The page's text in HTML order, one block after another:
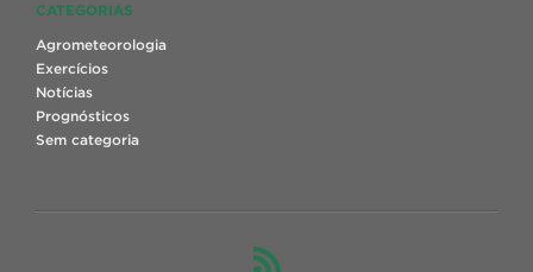
CATEGORIAS
Agrometeorologia
Exercícios
Notícias
Prognósticos
Sem categoria